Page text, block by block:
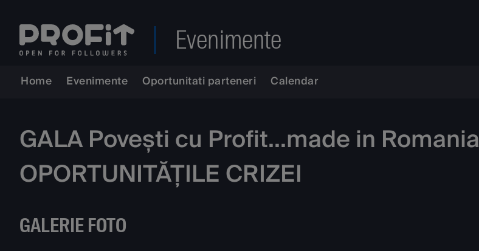
Evenimente
Home Evenimente Oportunitati parteneri Calendar
GALA Povești cu Profit...made in Romania
OPORTUNITĂȚILE CRIZEI
GALERIE FOTO